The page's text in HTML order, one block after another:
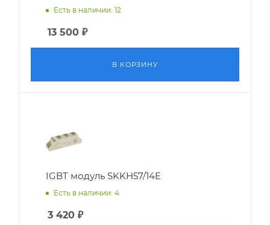
Есть в наличии: 12
13 500 ₽
В КОРЗИНУ
IGBT модуль SKKH57/14E
Есть в наличии: 4
3 420 ₽